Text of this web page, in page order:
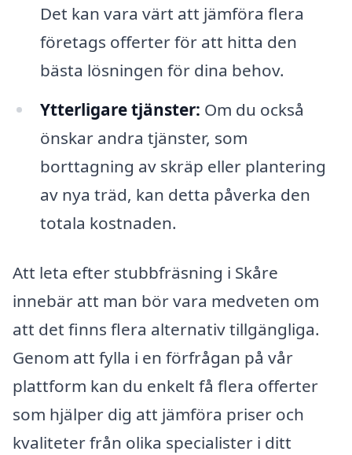
Det kan vara värt att jämföra flera
företags offerter för att hitta den
bästa lösningen för dina behov.
Ytterligare tjänster: Om du också
önskar andra tjänster, som
borttagning av skräp eller plantering
av nya träd, kan detta påverka den
totala kostnaden.
Att leta efter stubbfräsning i Skåre
innebär att man bör vara medveten om
att det finns flera alternativ tillgängliga.
Genom att fylla i en förfrågan på vår
plattform kan du enkelt få flera offerter
som hjälper dig att jämföra priser och
kvaliteter från olika specialister i ditt